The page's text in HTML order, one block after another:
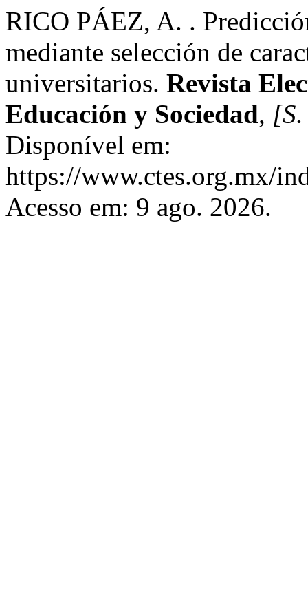
RICO PÁEZ, A. .
mediante selección de
universitarios. Revista
Educación y Sociedad,
Disponível em:
https://www.ctes.org.mx/
Acesso em: 9 ago. 2026.